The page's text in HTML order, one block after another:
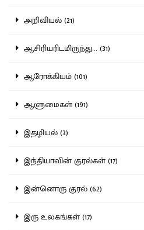
அறிவியல் (21)
ஆசிரியரிடமிருந்து... (31)
ஆரோக்கியம் (101)
ஆளுமைகள் (191)
இதழியல் (3)
இந்தியாவின் குரல்கள் (17)
இன்னொரு குரல் (62)
இரு உலகங்கள் (17)